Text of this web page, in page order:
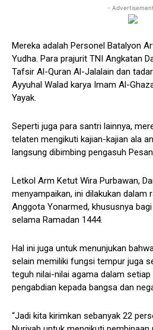
-
Mereka adalah Personel Batalyon
Yudha. Para prajurit TNI Angkatan
Tafsir Al-Quran Al-Jalalain dan
Ayyuhal Walad karya Imam Al-
Yayak.
Seperti juga para santri lainnya,
telaten mengikuti kajian-kajian ala
langsung dibimbing pengasuh
Letkol Arm Ketut Wira Purbawan,
menyampaikan, ini dilakukan dalam
Anggota Yonarmed, khususnya
selama Ramadan 1444.
Hal ini juga untuk menunjukan
selain memiliki fungsi tempur juga
teguh nilai-nilai agama dalam
pengabdian kepada bangsa dan
“Jadi kita kirimkan sebanyak 22